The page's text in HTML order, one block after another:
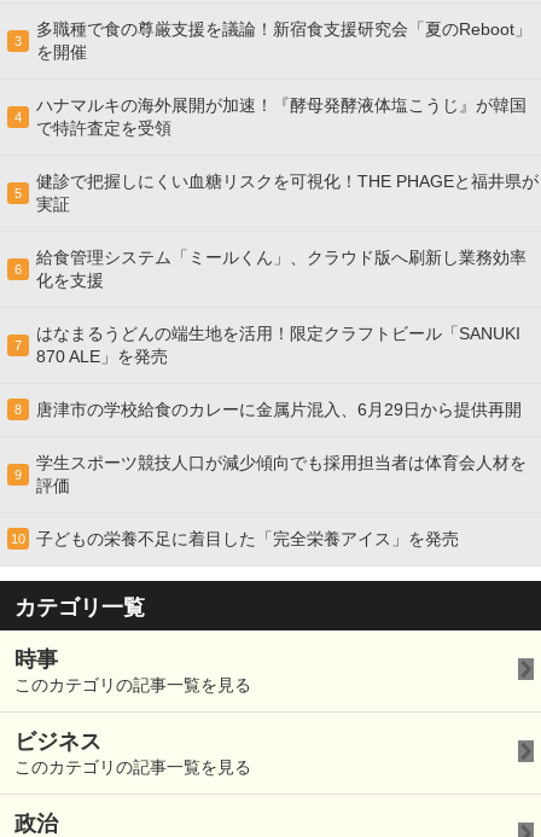
3
多職種で食の尊厳支援を議論！新宿食支援研究会「夏のReboot」
を開催
4
ハナマルキの海外展開が加速！『酵母発酵液体塩こうじ』が韓国
で特許査定を受領
5
健診で把握しにくい血糖リスクを可視化！THE PHAGEと福井県が
実証
6
給食管理システム「ミールくん」、クラウド版へ刷新し業務効率
化を支援
7
はなまるうどんの端生地を活用！限定クラフトビール「SANUKI
870 ALE」を発売
8 唐津市の学校給食のカレーに金属片混入、6月29日から提供再開
9
学生スポーツ競技人口が減少傾向でも採用担当者は体育会人材を
評価
10 子どもの栄養不足に着目した「完全栄養アイス」を発売
カテゴリ一覧
時事
このカテゴリの記事一覧を見る
ビジネス
このカテゴリの記事一覧を見る
政治